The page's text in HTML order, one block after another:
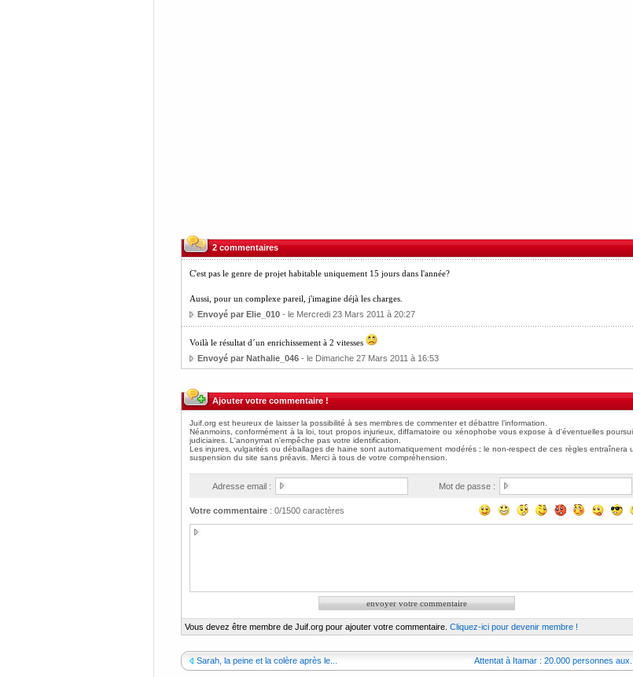
2 commentaires
C'est pas le genre de projet habitable uniquement 15 jours dans l'année?
Aussi, pour un complexe pareil, j'imagine déjà les charges.
Envoyé par Elie_010- le Mercredi 23 Mars 2011 à 20:27
Voilà le résultat d´un enrichissement à 2 vitesses
Envoyé par Nathalie_046- le Dimanche 27 Mars 2011 à 16:53
Ajouter votre commentaire !
Adresse email : Mot de passe :
Votre commentaire: 0/1500 caractères
Vous devez être membre de Juif.org pour ajouter votre commentaire. Cliquez-ici pour devenir membre !
Sarah, la peine et la colère après le... Attentat à Itamar : 20.000 personnes aux...